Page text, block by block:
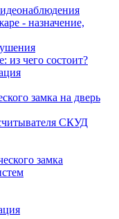
- назначение,
из чего состоит?
замка на дверь
СКУД
замка